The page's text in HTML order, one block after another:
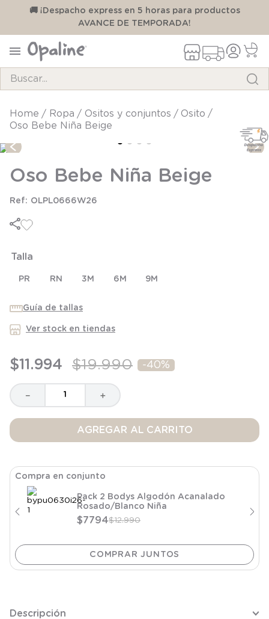
🚚 ¡Despacho express en 5 horas para productos
AVANCE DE TEMPORADA!
ropa ositos y conjuntos
osito
Oso Bebe Niña Beige
Oso Bebe Niña Beige
OLPL0666W26
Talla
PR RN 3M 6M 9M
Guía de tallas
Ver stock en tiendas
$11 .994 $19.990 -40%
＋
－
AGREGAR AL CARRITO
Compra en conjunto
Pack 2 Bodys Algodón Acanalado
Rosado/Blanco Niña
$7794$12.990
Descripción
TÉRMINOS MÁS BUSCADOS
3 .
zapatillas
4.
body
5.
7.
8.
saco dormir
saco
zapatillas niño